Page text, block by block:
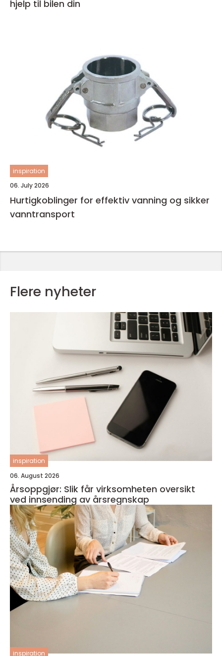
hjelp til bilen din
inspiration
06. July 2026
Hurtigkoblinger for effektiv vanning og sikker
vanntransport
Flere nyheter
inspiration
06. August 2026
Årsoppgjør: Slik får virksomheten oversikt
ved innsending av årsregnskap
inspiration